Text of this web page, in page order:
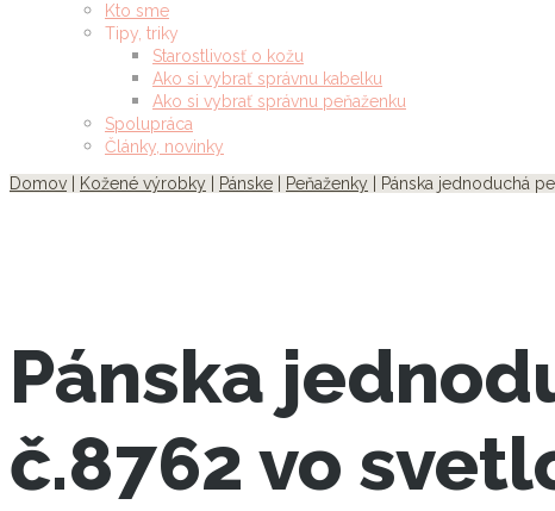
Kto sme
Tipy, triky
Starostlivosť o kožu
Ako si vybrať správnu kabelku
Ako si vybrať správnu peňaženku
Spolupráca
Články, novinky
Domov
Kožené výrobky Pánske Peňaženky | Pánska jednoduchá
Pánska
č.8762 vo